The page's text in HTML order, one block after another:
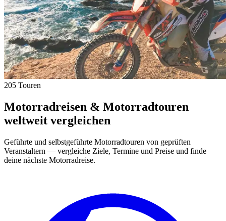
205 Touren
Motorradreisen & Motorradtouren
weltweit vergleichen
Geführte und selbstgeführte Motorradtouren von geprüften
Veranstaltern — vergleiche Ziele, Termine und Preise und finde
deine nächste Motorradreise.